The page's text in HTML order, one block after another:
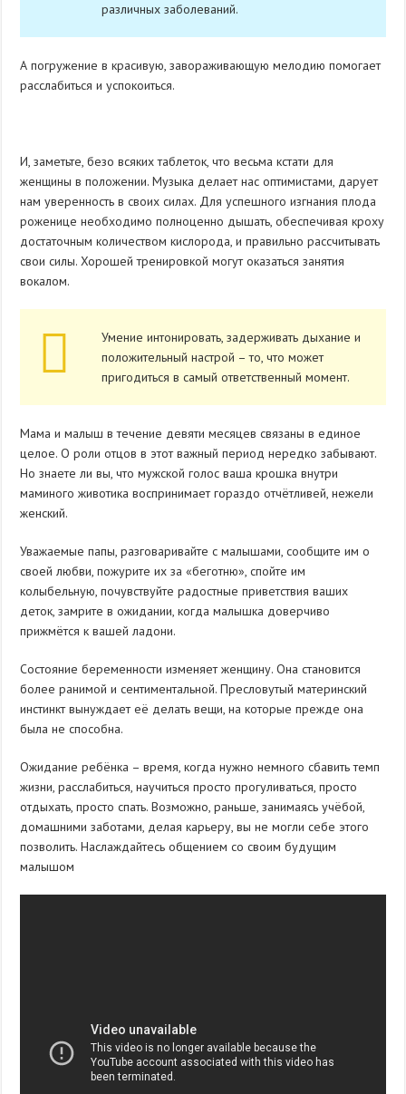
различных заболеваний.
А погружение в красивую, завораживающую мелодию помогает
расслабиться и успокоиться.
И, заметьте, безо всяких таблеток, что весьма кстати для
женщины в положении. Музыка делает нас оптимистами, дарует
нам уверенность в своих силах. Для успешного изгнания плода
роженице необходимо полноценно дышать, обеспечивая кроху
достаточным количеством кислорода, и правильно рассчитывать
свои силы. Хорошей тренировкой могут оказаться занятия
вокалом.
Умение интонировать, задерживать дыхание и
положительный настрой – то, что может
пригодиться в самый ответственный момент.
Мама и малыш в течение девяти месяцев связаны в единое
целое. О роли отцов в этот важный период нередко забывают.
Но знаете ли вы, что мужской голос ваша крошка внутри
маминого животика воспринимает гораздо отчётливей, нежели
женский.
Уважаемые папы, разговаривайте с малышами, сообщите им о
своей любви, пожурите их за «беготню», спойте им
колыбельную, почувствуйте радостные приветствия ваших
деток, замрите в ожидании, когда малышка доверчиво
прижмётся к вашей ладони.
Состояние беременности изменяет женщину. Она становится
более ранимой и сентиментальной. Пресловутый материнский
инстинкт вынуждает её делать вещи, на которые прежде она
была не способна.
Ожидание ребёнка – время, когда нужно немного сбавить темп
жизни, расслабиться, научиться просто прогуливаться, просто
отдыхать, просто спать. Возможно, раньше, занимаясь учёбой,
домашними заботами, делая карьеру, вы не могли себе этого
позволить. Наслаждайтесь общением со своим будущим
малышом